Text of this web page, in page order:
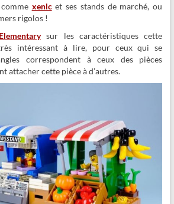
xenlcet ses stands de marché, ou
rigolos !
sur les caractéristiques cette
intéressant à lire, pour ceux qui se
correspondent à ceux des pièces
attacher cette pièce à d’autres.